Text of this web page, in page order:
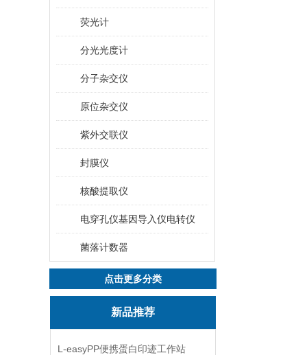
荧光计
分光光度计
分子杂交仪
原位杂交仪
紫外交联仪
封膜仪
核酸提取仪
电穿孔仪基因导入仪电转仪
菌落计数器
点击更多分类
新品推荐
L-easyPP便携蛋白印迹工作站